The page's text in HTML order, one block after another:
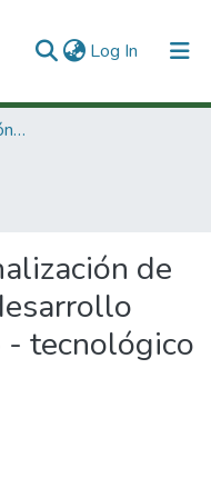
Log In (current)
3. Recursos de Información Científica y Tecnológica
de
tecnológico